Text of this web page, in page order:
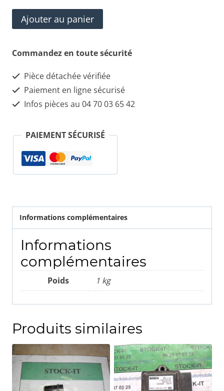
quantité
de
Cadre
Montage
Chargeur
67489700
...MASERATI
Ajouter au panier
Commandez en toute sécurité
Pièce détachée vérifiée
Paiement en ligne sécurisé
Infos pièces au 04 70 03 65 42
PAIEMENT SÉCURISÉ
Informations complémentaires
Informations
complémentaires
Poids 1 kg
Produits similaires